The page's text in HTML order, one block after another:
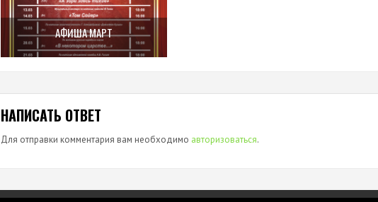
АФИША МАРТ
НАПИСАТЬ ОТВЕТ
Для отправки комментария вам необходимо авторизоваться.